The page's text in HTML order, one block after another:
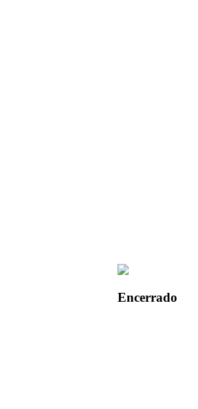
Encerrado